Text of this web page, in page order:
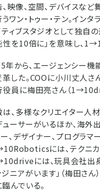
映像、空間、デバイスな
ワン・トゥー・テン。イン
ィブスタジオとして独自
性を10倍に」を意味し、
年から、エージェンシー
革した。COOに小川丈人
役員に梅田亮さん（
は、多様なクリエイター人
ューサーがいるほか、海外
、デザイナー、プログラマ
には、テクニカ
には、玩具会社出
ニアがいます」（梅田さ
んでいる。